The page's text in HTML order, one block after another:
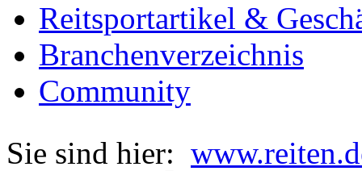
Reitsportartikel &
Branchenverzeichnis
Community
Sie sind hier: